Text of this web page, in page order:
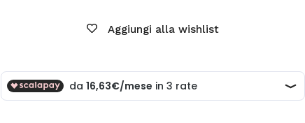
Aggiungi alla wishlist